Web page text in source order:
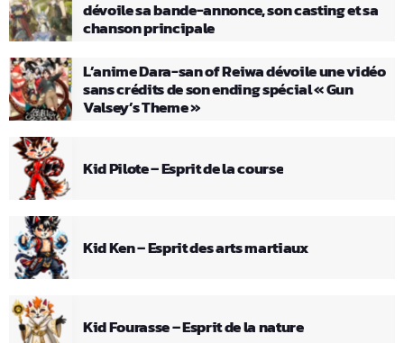
dévoile sa bande-annonce, son casting et sa
chanson principale
L’anime Dara-san of Reiwa dévoile une vidéo
sans crédits de son ending spécial « Gun
Valsey’s Theme »
Kid Pilote – Esprit de la course
Kid Ken – Esprit des arts martiaux
Kid Fourasse – Esprit de la nature